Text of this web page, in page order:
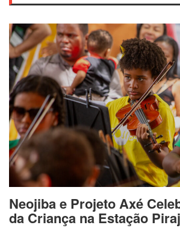
Neojiba e Projeto Axé
da Criança na Estação